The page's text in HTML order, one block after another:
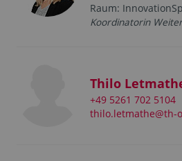
Raum:
Koordinatorin
Thilo
+49 5261 702 5104
thilo.letmathe@th-